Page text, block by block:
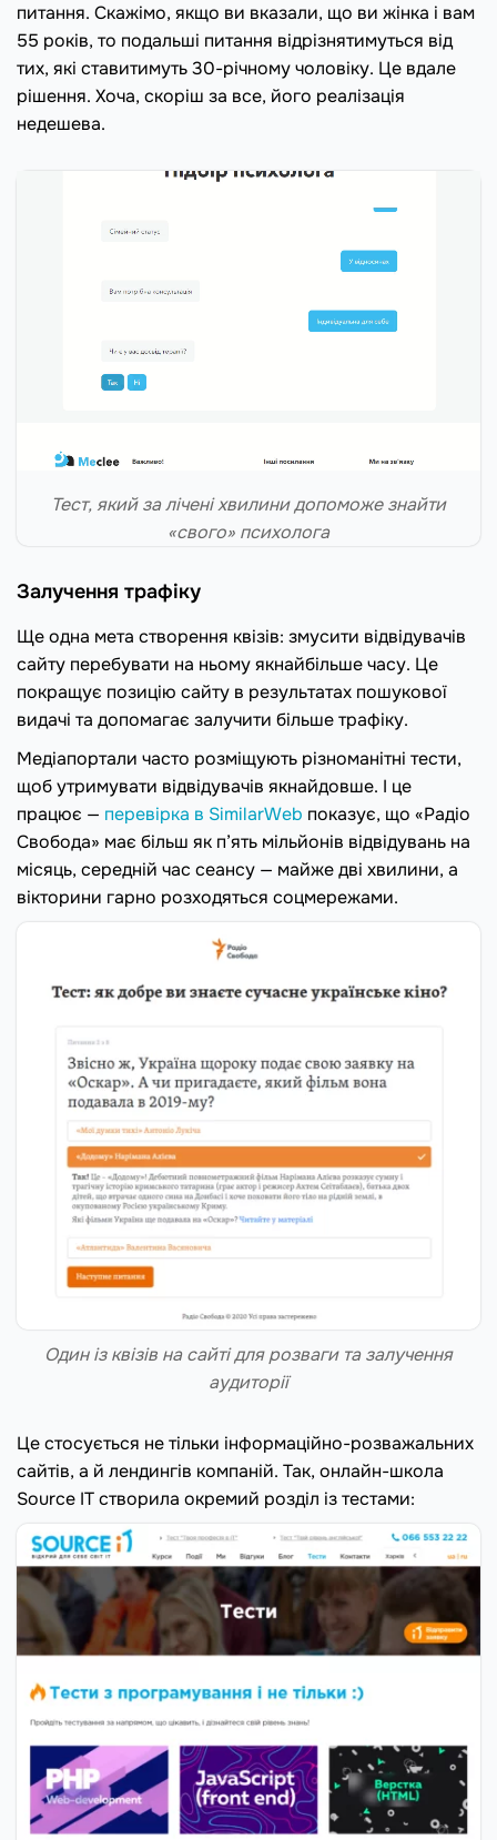
питання. Скажімо, якщо ви вказали, що ви жінка і вам
55 років, то подальші питання відрізнятимуться від
тих, які ставитимуть 30-річному чоловіку. Це вдале
рішення. Хоча, скоріш за все, його реалізація
недешева.
Тест, який за лічені хвилини допоможе знайти
«свого» психолога
Залучення трафіку
Ще одна мета створення квізів: змусити відвідувачів
сайту перебувати на ньому якнайбільше часу. Це
покращує позицію сайту в результатах пошукової
видачі та допомагає залучити більше трафіку.
Медіапортали часто розміщують різноманітні тести,
щоб утримувати відвідувачів якнайдовше. І це
працює — перевірка в SimilarWeb показує, що «Радіо
Свобода» має більш як п’ять мільйонів відвідувань на
місяць, середній час сеансу — майже дві хвилини, а
вікторини гарно розходяться соцмережами.
Один із квізів на сайті для розваги та залучення
аудиторії
Це стосується не тільки інформаційно-розважальних
сайтів, а й лендингів компаній. Так, онлайн-школа
Source IT створила окремий розділ із тестами: